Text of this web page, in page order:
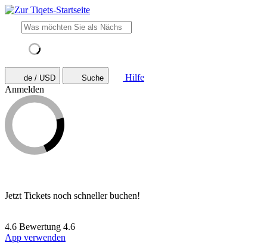
de / USD Suche
Hilfe
Anmelden
Jetzt Tickets noch schneller buchen!
4.6 Bewertung 4.6
App verwenden